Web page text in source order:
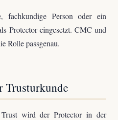
fachkundige Person oder ein
Protector eingesetzt. CMC und
Rolle passgenau.
Trusturkunde
wird der Protector in der